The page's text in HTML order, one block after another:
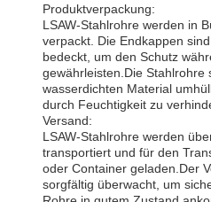
Produktverpackung:
LSAW-Stahlrohre werden in
verpackt. Die Endkappen
bedeckt, um den Schutz
gewährleisten.Die Stahlrohre
wasserdichten Material
durch Feuchtigkeit zu
Versand:
LSAW-Stahlrohre werden
transportiert und für den
oder Container geladen.Der
sorgfältig überwacht, um